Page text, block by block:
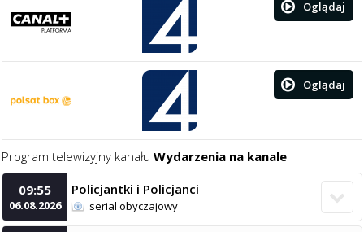
Oglądaj
Oglądaj
Program telewizyjny kanału Wydarzenia na kanale
09:55
06.08.2026
Policjantki i Policjanci
serial obyczajowy